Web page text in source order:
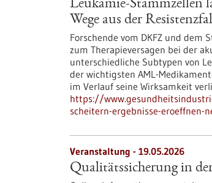
Leukämie-Stammzellen
Wege aus der
Forschende vom DKFZ und dem
zum Therapieversagen bei der
unterschiedliche Subtypen von
der wichtigsten AML-
im Verlauf seine Wirksamkeit
https://
scheitern-ergebnisse-eroeffnen-
Veranstaltung - 19.05.2026
Qualitätssicherung in